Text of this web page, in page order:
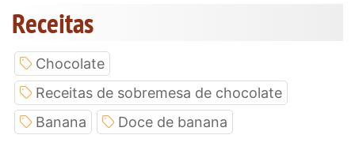
Receitas
Chocolate
Receitas de sobremesa de chocolate
Banana
Doce de banana